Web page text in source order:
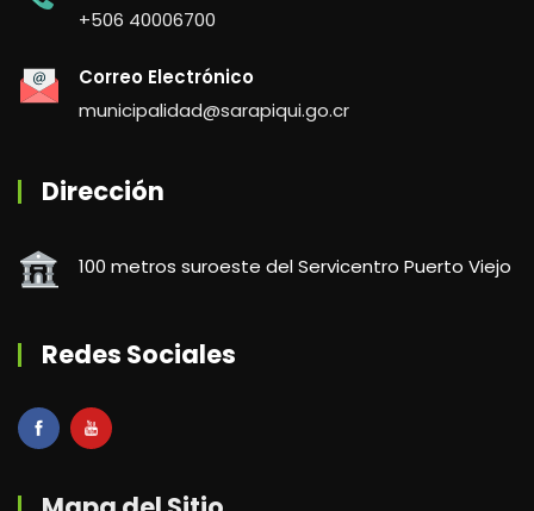
+506 40006700
Correo Electrónico
municipalidad@sarapiqui.go.cr
Dirección
100 metros suroeste del Servicentro Puerto Viejo
Redes Sociales